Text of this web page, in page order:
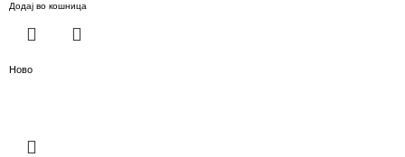
Додај во кошница
Ново